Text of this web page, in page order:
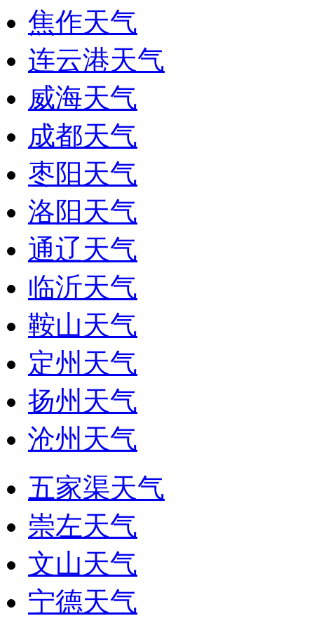
焦作天气
连云港天气
威海天气
成都天气
枣阳天气
洛阳天气
通辽天气
临沂天气
鞍山天气
定州天气
扬州天气
沧州天气
五家渠天气
崇左天气
文山天气
宁德天气